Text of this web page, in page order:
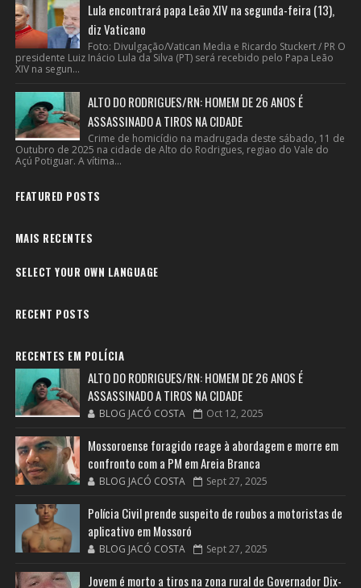
Lula encontrará papa Leão XIV na segunda-feira (13),
diz Vaticano
Foto: Divulgação/Vatican Media e Ricardo Stuckert / PR O
presidente Luiz Inácio Lula da Silva (PT) será recebido pelo Papa Leão
XIV na segun...
ALTO DO RODRIGUES/RN: HOMEM DE 26 ANOS É
ASSASSINADO A TIROS NA CIDADE
Crime de homicídio na madrugada deste sábado, 11 de
Outubro de 2025 na cidade de Alto do Rodrigues, regiao do Vale do
Açú Potiguar. A vítima...
FEATURED POSTS
MAIS RECENTES
SELECT YOUR OWN LANGUAGE
RECENT POSTS
RECENTES EM POLÍCIA
ALTO DO RODRIGUES/RN: HOMEM DE 26 ANOS É
ASSASSINADO A TIROS NA CIDADE
BLOG JACÓ COSTA Oct 12, 2025
Mossoroense foragido reage à abordagem e morre em
confronto com a PM em Areia Branca
BLOG JACÓ COSTA Sept 27, 2025
Polícia Civil prende suspeito de roubos a motoristas de
aplicativo em Mossoró
BLOG JACÓ COSTA Sept 27, 2025
Jovem é morto a tiros na zona rural de Governador Dix-